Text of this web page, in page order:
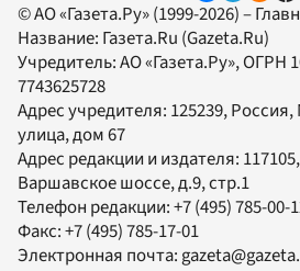
© АО «Газета.Ру» (1999-2026) –
Название: Газета.Ru (Gazeta.Ru)
Учредитель:АО «Газета.Ру», ОГРН
7743625728
Адрес учредителя: 125239,
улица, дом 67
Адрес редакции и издателя: 117105
Варшавское шоссе, д.9, стр.1
Телефон редакции:+7 (495) 785-00-
Факс:+7 (495) 785-17-01
Электронная почта: